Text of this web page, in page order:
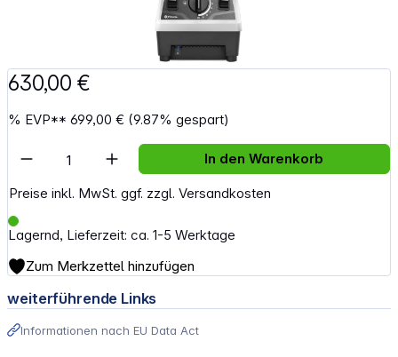
630,00 €
% EVP**699,00 € (9.87% gespart)
Preise inkl. MwSt. ggf. zzgl. Versandkosten
Lagernd, Lieferzeit: ca. 1-5 Werktage
Artikel Anzahl: Gib den gewünschten
In den Warenkorb
Zum Merkzettel hinzufügen
weiterführende Links
Informationen nach EU Data Act